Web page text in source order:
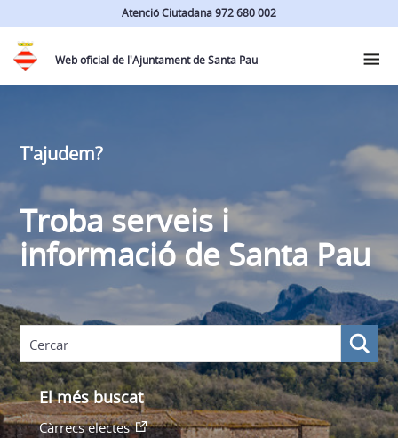
Atenció Ciutadana 972 680 002
Web oficial de l'Ajuntament de Santa Pau
T'ajudem?
Troba serveis i
informació de Santa Pau
El més buscat
Càrrecs electes